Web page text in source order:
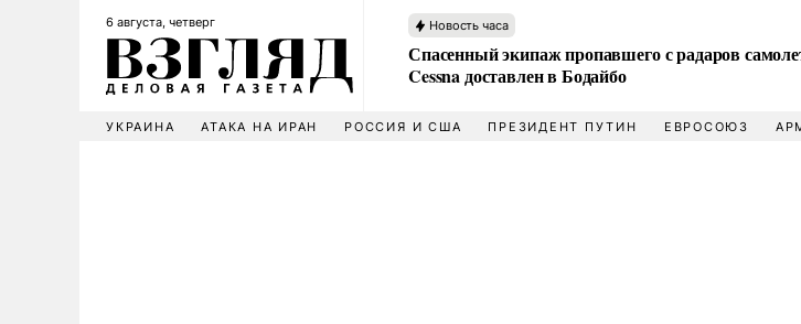
6 августа, четверг Новость часа
Спасенный экипаж пропавшего с радаров
Cessna доставлен в Бодайбо
УКРАИНА АТАКА НА ИРАН РОССИЯ И США ПРЕЗИДЕНТ ПУТИН ЕВРОСОЮЗ